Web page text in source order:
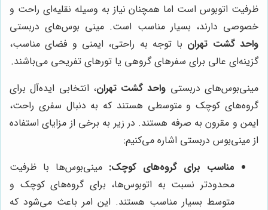
ظرفیت اتوبوس است اما همچنان نیاز به وسیله نقلیه‌ای راحت و
خصوصی دارند، بسیار مناسب است. مینی بوس‌های دربستی
واحد گشت تهران با توجه به راحتی، ایمنی و فضای مناسب،
گزینه‌ای عالی برای سفرهای گروهی یا تورهای تفریحی می‌باشند.
مینی‌بوس‌های دربستی واحد گشت تهران، انتخابی ایده‌آل برای
گروه‌های کوچک و متوسطی هستند که به دنبال سفری راحت،
ایمن و مقرون به صرفه هستند. در زیر به برخی از مزایای استفاده
از مینی‌بوس دربستی اشاره می‌کنیم:
مناسب برای گروه‌های کوچک: مینی‌بوس‌ها با ظرفیت
محدودتر نسبت به اتوبوس‌ها، برای گروه‌های کوچک و
متوسط بسیار مناسب هستند. این امر باعث می‌شود که